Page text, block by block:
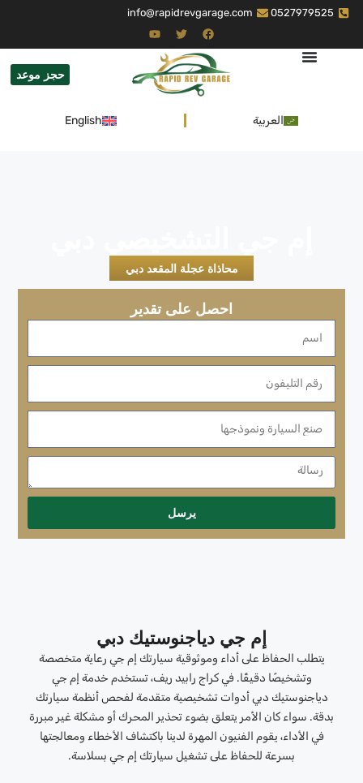
0527979525
info@rapidrevgarage.com
حجز موعد
العربية English
محاذاة عجلة المقعد دبي
احصل على تقدير
يرسل
إم جي دياجنوستيك دبي
يتطلب الحفاظ على أداء وموثوقية سيارتك إم جي رعاية متخصصة
وتشخيصًا دقيقًا. في كراج رابيد ريف، تستخدم خدمة إم جي
دياجنوستيك دبي أدوات تشخيصية متقدمة لفحص أنظمة سيارتك
بدقة. سواء كان الأمر يتعلق بضوء تحذير المحرك أو مشكلة غير مبررة
في الأداء، يقوم الفنيون المهرة لدينا باكتشاف الأخطاء ومعالجتها
بسرعة للحفاظ على تشغيل سيارتك إم جي بسلاسة.